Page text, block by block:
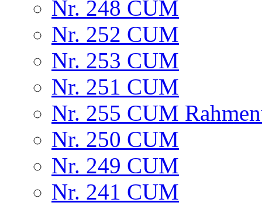
Nr. 248 CUM
Nr. 252 CUM
Nr. 253 CUM
Nr. 251 CUM
Nr. 255 CUM
Nr. 250 CUM
Nr. 249 CUM
Nr. 241 CUM